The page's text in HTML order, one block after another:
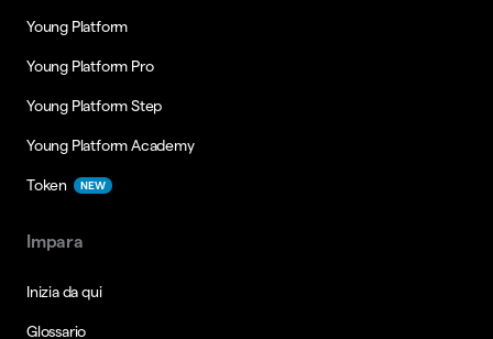
Young Platform
Young Platform Pro
Young Platform Step
Young Platform Academy
Token NEW
Impara
Inizia da qui
Glossario